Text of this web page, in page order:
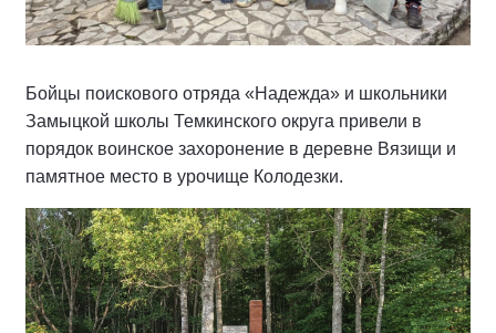
Бойцы поискового отряда «Надежда» и школьники
Замыцкой школы Темкинского округа привели в
порядок воинское захоронение в деревне Вязищи и
памятное место в урочище Колодезки.